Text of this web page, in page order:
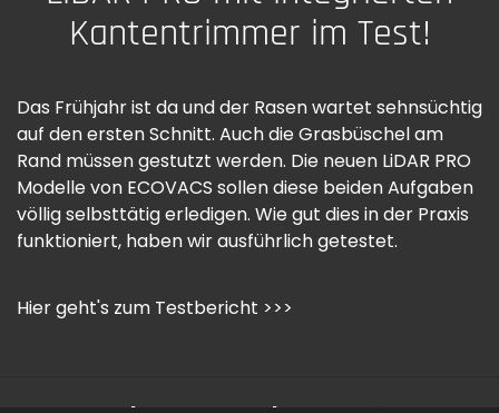
Kantentrimmer im Test!
Das Frühjahr ist da und der Rasen wartet sehnsüchtig
auf den ersten Schnitt. Auch die Grasbüschel am
Rand müssen gestutzt werden. Die neuen LiDAR PRO
Modelle von ECOVACS sollen diese beiden Aufgaben
völlig selbsttätig erledigen. Wie gut dies in der Praxis
funktioniert, haben wir ausführlich getestet.
Hier geht's zum Testbericht >>>